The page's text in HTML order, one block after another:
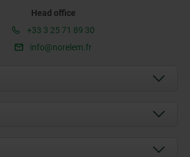
Head office
+33 3 25 71 89 30
info@norelem.fr